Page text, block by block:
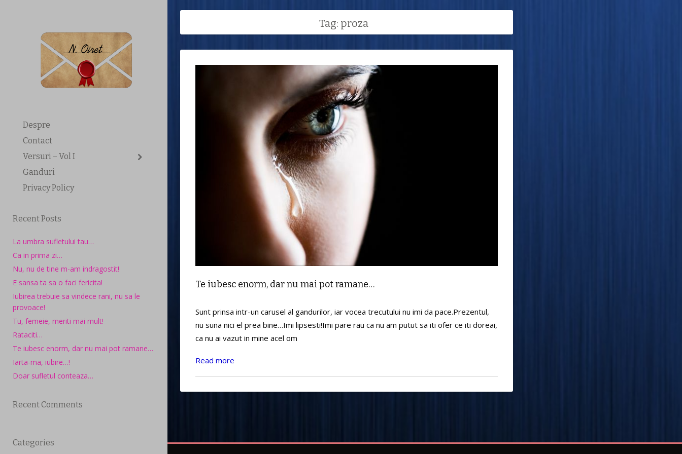
Despre
Contact
Versuri – Vol I
Ganduri
Privacy Policy
Recent Posts
La umbra sufletului tau…
Ca in prima zi…
Nu, nu de tine m-am indragostit!
E sansa ta sa o faci fericita!
Iubirea trebuie sa vindece rani, nu sa le
provoace!
Tu, femeie, meriti mai mult!
Rataciti…
Te iubesc enorm, dar nu mai pot ramane…
Iarta-ma, iubire…!
Doar sufletul conteaza…
Recent Comments
Categories
Tag: proza
Te iubesc enorm, dar nu mai pot ramane…
Sunt prinsa intr-un carusel al gandurilor, iar vocea trecutului nu imi da pace.Prezentul,
nu suna nici el prea bine…Imi lipsesti!Imi pare rau ca nu am putut sa iti ofer ce iti doreai,
ca nu ai vazut in mine acel om
Read more